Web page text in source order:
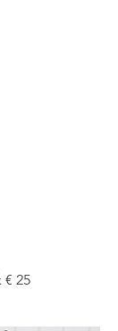
€ 25